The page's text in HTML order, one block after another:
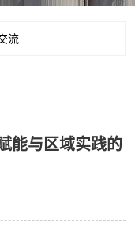
流
能与区域实践的